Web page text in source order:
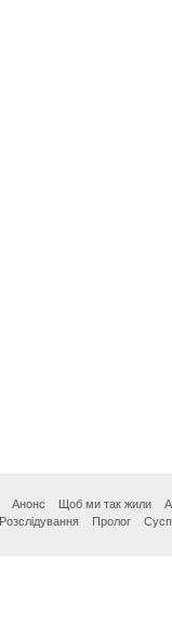
Анонс Щоб ми так жили
Розслідування Пролог